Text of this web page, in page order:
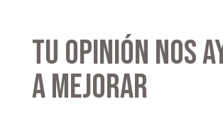
Tu opinión nos
a mejorar